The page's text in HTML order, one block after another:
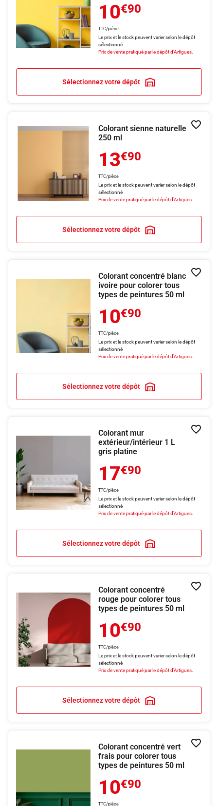
10€90
TTC/pièce
Le prix et le stock peuvent varier selon le dépôt
sélectionné
Prix de vente pratiqué par le dépôt d'Artigues.
Sélectionnez votre dépôt
Colorant sienne naturelle
250 ml
13€90
TTC/pièce
Le prix et le stock peuvent varier selon le dépôt
sélectionné
Prix de vente pratiqué par le dépôt d'Artigues.
Sélectionnez votre dépôt
Colorant concentré blanc
ivoire pour colorer tous
types de peintures 50 ml
10€90
TTC/pièce
Le prix et le stock peuvent varier selon le dépôt
sélectionné
Prix de vente pratiqué par le dépôt d'Artigues.
Sélectionnez votre dépôt
Colorant mur
extérieur/intérieur 1 L
gris platine
17€90
TTC/pièce
Le prix et le stock peuvent varier selon le dépôt
sélectionné
Prix de vente pratiqué par le dépôt d'Artigues.
Sélectionnez votre dépôt
Colorant concentré
rouge pour colorer tous
types de peintures 50 ml
10€90
TTC/pièce
Le prix et le stock peuvent varier selon le dépôt
sélectionné
Prix de vente pratiqué par le dépôt d'Artigues.
Sélectionnez votre dépôt
Colorant concentré vert
frais pour colorer tous
types de peintures 50 ml
10€90
TTC/pièce